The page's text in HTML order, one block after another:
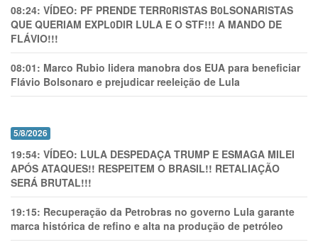
08:24: VÍDEO: PF PRENDE TERR0RlSTAS B0LSONARlSTAS
QUE QUERIAM EXPL0DlR LULA E O STF!!! A MANDO DE
FLÁVIO!!!
08:01: Marco Rubio lidera manobra dos EUA para beneficiar
Flávio Bolsonaro e prejudicar reeleição de Lula
5/8/2026
19:54: VÍDEO: LULA DESPEDAÇA TRUMP E ESMAGA MILEI
APÓS ATAQUES!! RESPEITEM O BRASIL!! RETALIAÇÃO
SERÁ BRUTAL!!!
19:15: Recuperação da Petrobras no governo Lula garante
marca histórica de refino e alta na produção de petróleo